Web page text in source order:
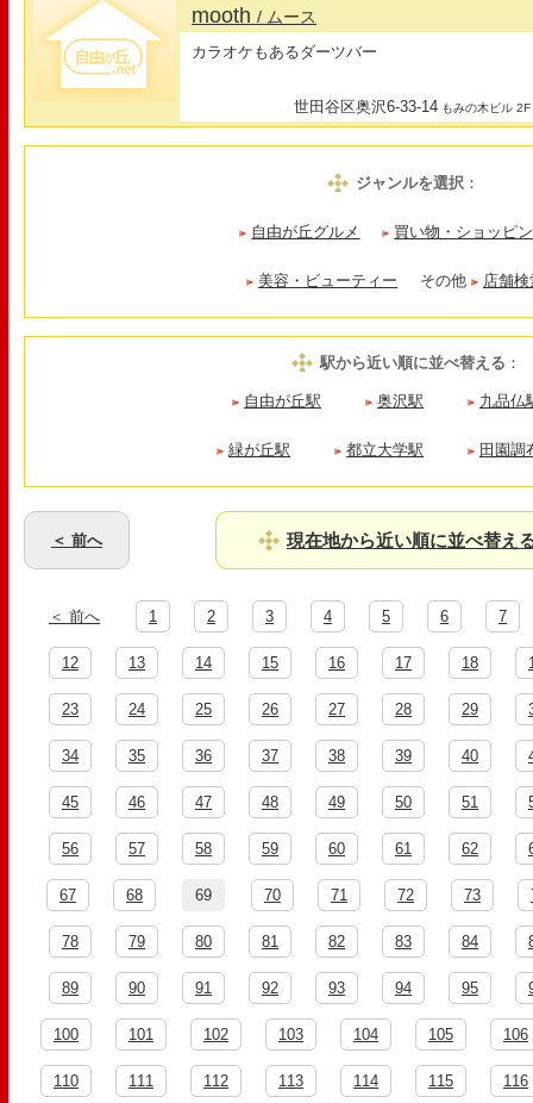
mooth/ ムース
カラオケもあるダーツバー
世田谷区奥沢6-33-14 もみの木ビル 2F
ジャンルを選択：
自由が丘グルメ 買い物・ショッピ
美容・ビューティー その他 店舗
駅から近い順に並べ替える ：
自由が丘駅 奥沢駅 九品仏
緑が丘駅 都立大学駅 田園調
＜ 前へ 現在地から近い順に並べ替え
＜ 前へ 1 2 3 4 5 6 7
12 13 14 15 16 17 18
23 24 25 26 27 28 29
34 35 36 37 38 39 40
45 46 47 48 49 50 51
56 57 58 59 60 61 62
67 68 69 70 71 72 73
78 79 80 81 82 83 84
89 90 91 92 93 94 95
100 101 102 103 104 105 106
110 111 112 113 114 115 116